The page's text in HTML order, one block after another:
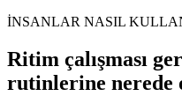
İNSANLAR NASIL
Ritim çalışması
rutinlerine nerede